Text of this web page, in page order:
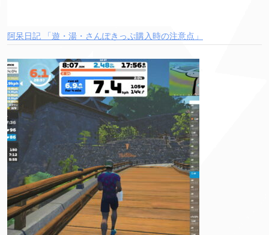
阿呆日記 「遊・湯・さんぽきっぷ購入時の注意点」